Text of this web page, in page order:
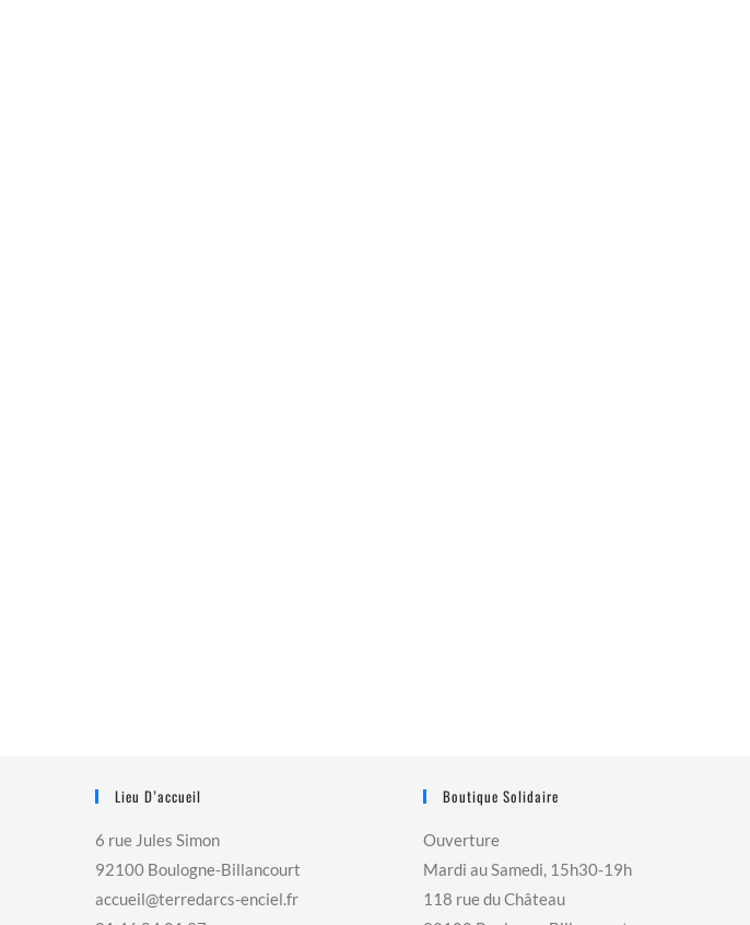
Lieu D’accueil
6 rue Jules Simon
92100 Boulogne-Billancourt
accueil@terredarcs-enciel.fr
Boutique Solidaire
Ouverture
Mardi au Samedi, 15h30-19h
118 rue du Château